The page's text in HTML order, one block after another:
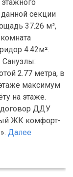
секции
37.26 м²,
4.42м².
2.77 метра, в
максимум
на этаже.
договор ДДУ
ЖК комфорт-
Далее